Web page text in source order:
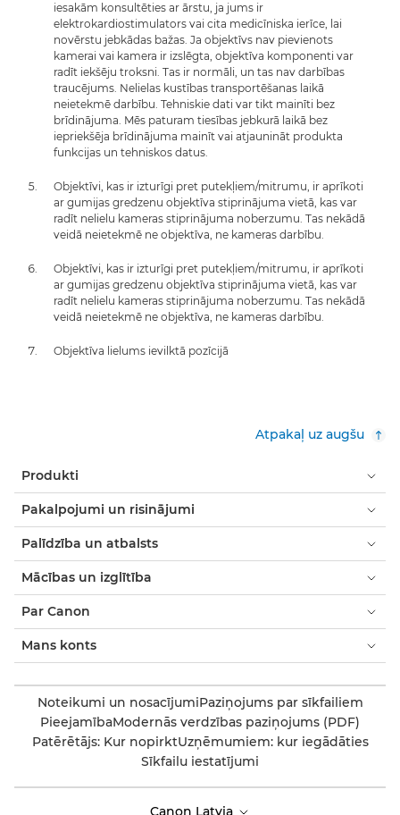
iesakām konsultēties ar ārstu, ja jums ir
elektrokardiostimulators vai cita medicīniska ierīce, lai
novērstu jebkādas bažas. Ja objektīvs nav pievienots
kamerai vai kamera ir izslēgta, objektīva komponenti var
radīt iekšēju troksni. Tas ir normāli, un tas nav darbības
traucējums. Nelielas kustības transportēšanas laikā
neietekmē darbību. Tehniskie dati var tikt mainīti bez
brīdinājuma. Mēs paturam tiesības jebkurā laikā bez
iepriekšēja brīdinājuma mainīt vai atjaunināt produkta
funkcijas un tehniskos datus.
Objektīvi, kas ir izturīgi pret putekļiem/mitrumu, ir aprīkoti
ar gumijas gredzenu objektīva stiprinājuma vietā, kas var
radīt nelielu kameras stiprinājuma noberzumu. Tas nekādā
veidā neietekmē ne objektīva, ne kameras darbību.
Objektīvi, kas ir izturīgi pret putekļiem/mitrumu, ir aprīkoti
ar gumijas gredzenu objektīva stiprinājuma vietā, kas var
radīt nelielu kameras stiprinājuma noberzumu. Tas nekādā
veidā neietekmē ne objektīva, ne kameras darbību.
Objektīva lielums ievilktā pozīcijā
Atpakaļ uz augšu
Produkti
Pakalpojumi un risinājumi
Palīdzība un atbalsts
Mācības un izglītība
Par Canon
Mans konts
Noteikumi un nosacījumiPaziņojums par sīkfailiem
PieejamībaModernās verdzības paziņojums (PDF)
Patērētājs: Kur nopirktUzņēmumiem: kur iegādāties
Sīkfailu iestatījumi
Canon Latvia